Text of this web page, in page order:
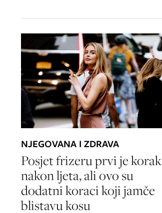
NJEGOVANA I ZDRAVA
Posjet frizeru prvi je korak
nakon ljeta, ali ovo su
dodatni koraci koji jamče
blistavu kosu